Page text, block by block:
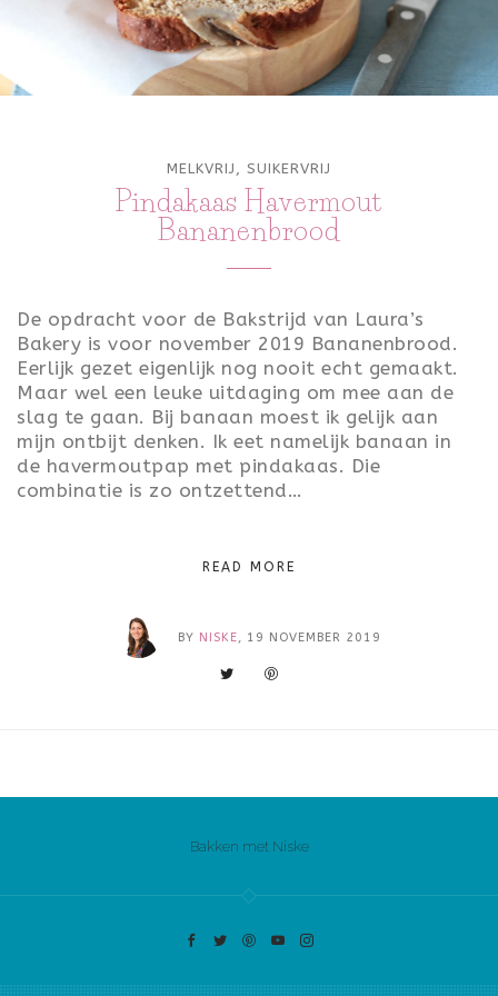
LUNCH
PASEN
SINTERKLAAS
KERST
OUD & NIEUW
MELKVRIJ , SUIKERVRIJ
Pindakaas Havermout
Bananenbrood
De opdracht voor de Bakstrijd van Laura’s
Bakery is voor november 2019 Bananenbrood.
Eerlijk gezet eigenlijk nog nooit echt gemaakt.
Maar wel een leuke uitdaging om mee aan de
slag te gaan. Bij banaan moest ik gelijk aan
mijn ontbijt denken. Ik eet namelijk banaan in
de havermoutpap met pindakaas. Die
combinatie is zo ontzettend…
READ MORE
BY NISKE , 19 NOVEMBER 2019
Bakken met Niske